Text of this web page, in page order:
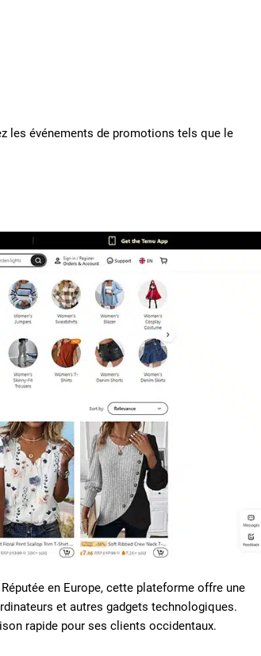
les événements de promotions tels que le
en Europe, cette plateforme offre une
et autres gadgets technologiques.
rapide pour ses clients occidentaux.